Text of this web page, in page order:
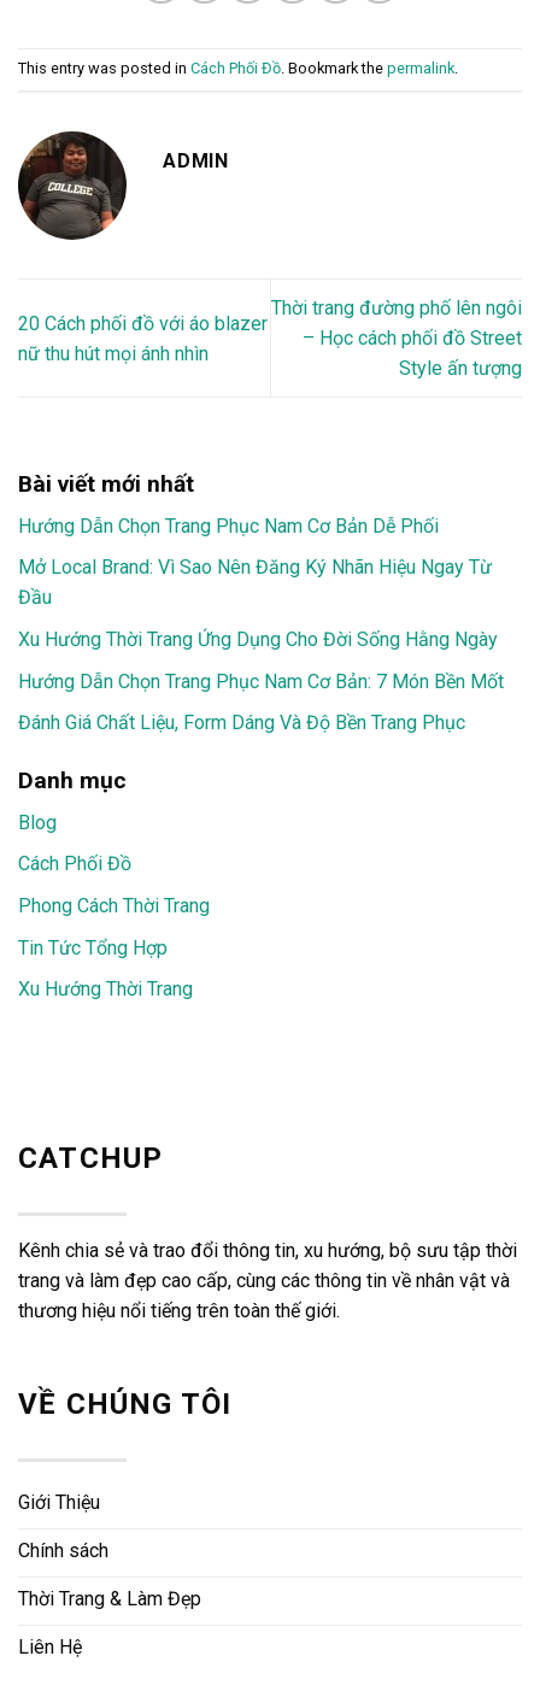
This entry was posted in Cách Phối Đồ. Bookmark the permalink.
ADMIN
20 Cách phối đồ với áo blazer
nữ thu hút mọi ánh nhìn
Thời trang đường phố lên ngôi
– Học cách phối đồ Street
Style ấn tượng
Bài viết mới nhất
Hướng Dẫn Chọn Trang Phục Nam Cơ Bản Dễ Phối
Mở Local Brand: Vì Sao Nên Đăng Ký Nhãn Hiệu Ngay Từ
Đầu
Xu Hướng Thời Trang Ứng Dụng Cho Đời Sống Hằng Ngày
Hướng Dẫn Chọn Trang Phục Nam Cơ Bản: 7 Món Bền Mốt
Đánh Giá Chất Liệu, Form Dáng Và Độ Bền Trang Phục
Danh mục
Blog
Cách Phối Đồ
Phong Cách Thời Trang
Tin Tức Tổng Hợp
Xu Hướng Thời Trang
CATCHUP
Kênh chia sẻ và trao đổi thông tin, xu hướng, bộ sưu tập thời
trang và làm đẹp cao cấp, cùng các thông tin về nhân vật và
thương hiệu nổi tiếng trên toàn thế giới.
VỀ CHÚNG TÔI
Giới Thiệu
Chính sách
Thời Trang & Làm Đẹp
Liên Hệ